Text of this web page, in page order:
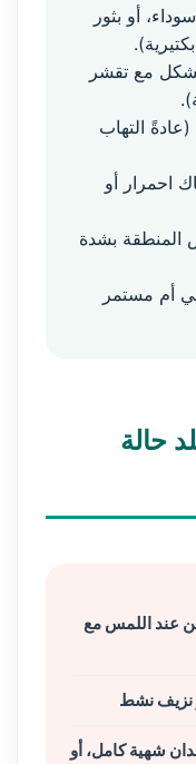
أو بثور
مع تقشر
التهاب
احمرار أو
بشدة
أم مستمر
حالة
عند اللمس مع
نزيف نشط
شهية كامل، أو